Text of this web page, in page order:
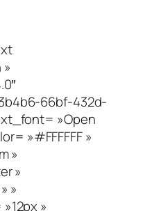
66bf-432d-
»Open
»#FFFFFF »
»
»
»
»